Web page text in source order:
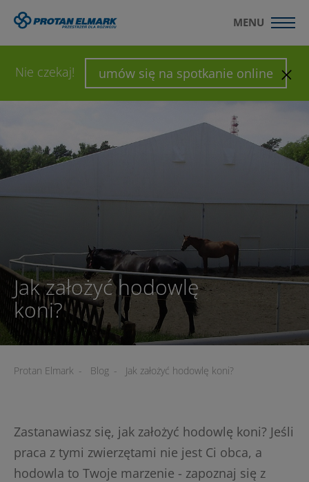
Nie czekaj! umów się na spotkanie online
MENU
WYŚLIJ ZAPYTANIE SKONFIGURUJ HALĘ
Jak założyć hodowlę
koni?
Protan Elmark - Blog - Jak założyć hodowlę koni?
Zastanawiasz się, jak założyć hodowlę koni? Jeśli
praca z tymi zwierzętami nie jest Ci obca, a
hodowla to Twoje marzenie - zapoznaj się z